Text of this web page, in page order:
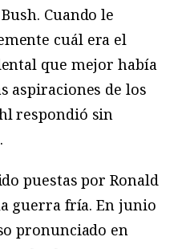
Cuando le
cuál era el
que mejor había
aspiraciones de los
respondió sin
puestas por Ronald
guerra fría. En junio
pronunciado en